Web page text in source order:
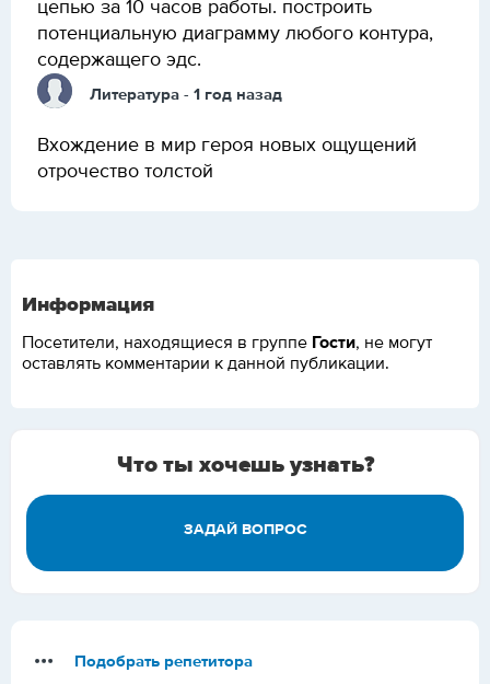
цепью за 10 часов работы. построить
потенциальную диаграмму любого контура,
содержащего эдс.
Литература - 1 год назад
Вхождение в мир героя новых ощущений
отрочество толстой
Информация
Посетители, находящиеся в группе Гости, не могут
оставлять комментарии к данной публикации.
Что ты хочешь узнать?
ЗАДАЙ ВОПРОС
Подобрать репетитора